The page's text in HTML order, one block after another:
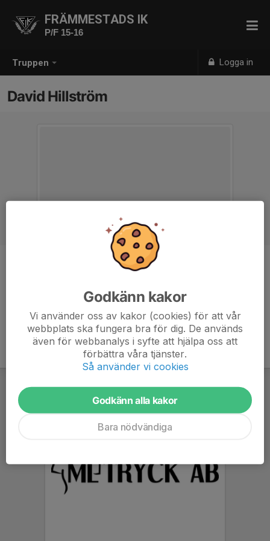
Truppen Logga in
FRÄMMESTADS IK
P/F 15-16
David Hillström
Tränare
Godkänn kakor
Vi använder oss av kakor (cookies) för att vår
webbplats ska fungera bra för dig. De används
även för webbanalys i syfte att hjälpa oss att
förbättra våra tjänster.
Så använder vi cookies
Godkänn alla kakor
Bara nödvändiga